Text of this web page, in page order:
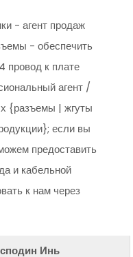
- агент продаж
- обеспечить
к плате
агент /
{разъемы | жгуты
если вы
предоставить
и кабельной
к нам через
Инь